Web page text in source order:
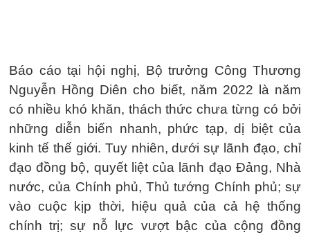
Báo cáo tại hội nghị, Bộ trưởng Công Thương
Nguyễn Hồng Diên cho biết, năm 2022 là năm
có nhiều khó khăn, thách thức chưa từng có bởi
những diễn biến nhanh, phức tạp, dị biệt của
kinh tế thế giới. Tuy nhiên, dưới sự lãnh đạo, chỉ
đạo đồng bộ, quyết liệt của lãnh đạo Đảng, Nhà
nước, của Chính phủ, Thủ tướng Chính phủ; sự
vào cuộc kịp thời, hiệu quả của cả hệ thống
chính trị; sự nỗ lực vượt bậc của cộng đồng